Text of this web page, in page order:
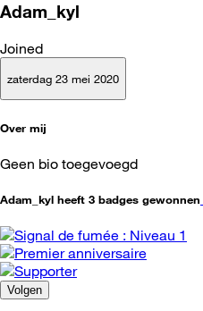
Adam_kyl
Joined
zaterdag 23 mei 2020
Over mij
Geen bio toegevoegd
Adam_kyl heeft 3 badges gewonnen
Volgen